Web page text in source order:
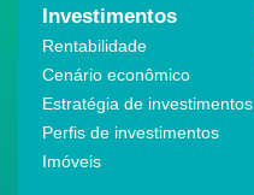
Investimentos
Rentabilidade
Cenário econômico
Estratégia de investimentos
Perfis de investimentos
Imóveis